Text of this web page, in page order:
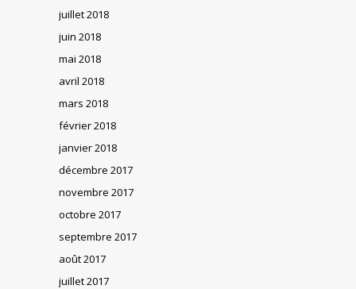
juillet 2018
juin 2018
mai 2018
avril 2018
mars 2018
février 2018
janvier 2018
décembre 2017
novembre 2017
octobre 2017
septembre 2017
août 2017
juillet 2017